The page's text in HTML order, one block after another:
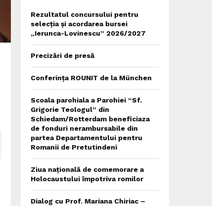
Rezultatul concursului pentru
selecția și acordarea bursei
„Ierunca-Lovinescu” 2026/2027
Precizări de presă
Conferința ROUNIT de la München
Scoala parohiala a Parohiei “Sf.
Grigorie Teologul” din
Schiedam/Rotterdam beneficiaza
de fonduri nerambursabile din
partea Departamentului pentru
Romanii de Pretutindeni
Ziua națională de comemorare a
Holocaustului împotriva romilor
Dialog cu Prof. Mariana Chiriac –